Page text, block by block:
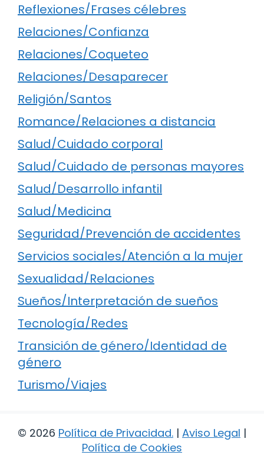
Reflexiones/Frases célebres
Relaciones/Confianza
Relaciones/Coqueteo
Relaciones/Desaparecer
Religión/Santos
Romance/Relaciones a distancia
Salud/Cuidado corporal
Salud/Cuidado de personas mayores
Salud/Desarrollo infantil
Salud/Medicina
Seguridad/Prevención de accidentes
Servicios sociales/Atención a la mujer
Sexualidad/Relaciones
Sueños/Interpretación de sueños
Tecnología/Redes
Transición de género/Identidad de
género
Turismo/Viajes
© 2026 Política de Privacidad. | Aviso Legal |
Política de Cookies